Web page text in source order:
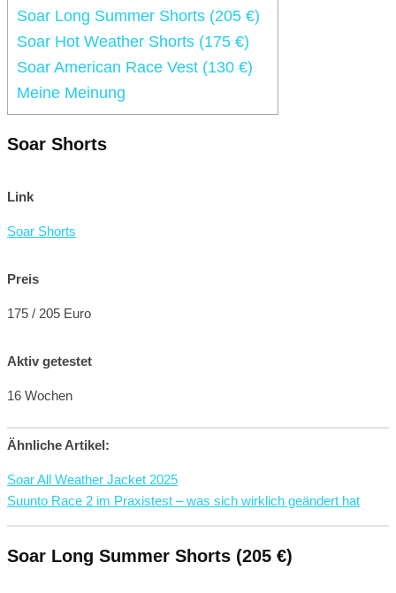
Soar Long Summer Shorts (205 €)
Soar Hot Weather Shorts (175 €)
Soar American Race Vest (130 €)
Meine Meinung
Soar Shorts
Link
Soar Shorts
Preis
175 / 205 Euro
Aktiv getestet
16 Wochen
Ähnliche Artikel:
Soar All Weather Jacket 2025
Suunto Race 2 im Praxistest – was sich wirklich geändert hat
Soar Long Summer Shorts (205 €)